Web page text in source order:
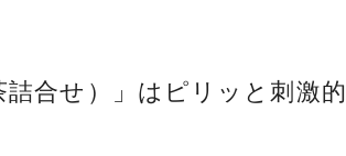
詰合せ）」はピリッと刺激